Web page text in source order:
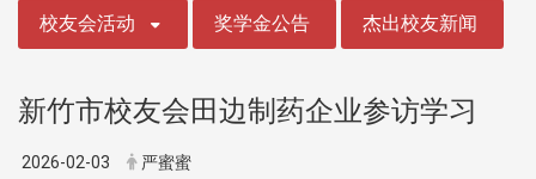
校友会活动 奖学金公告 杰出校友新闻
新竹市校友会田边制药企业参访学习
2026-02-03 严蜜蜜